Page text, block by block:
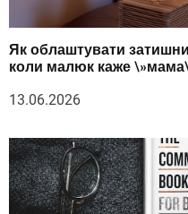
Як облаштувати
коли малюк каже
13.06.2026